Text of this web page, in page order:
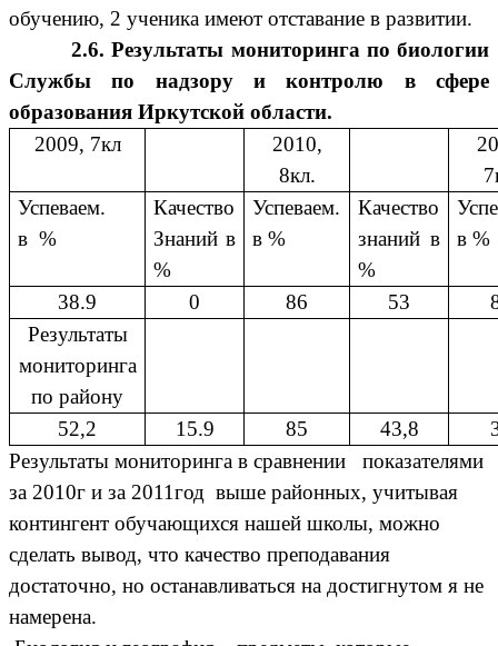
обучению, 2 ученика имеют отставание в развитии.
2.6. Результаты мониторинга по биологии
Службы по надзору и контролю в сфере
образования Иркутской области.
2009, 7кл
2010,
8кл.
Успеваем.
в %
Качество
Знаний в
%
Успеваем.
в %
Качество
знаний в
%
в %
38.9 0 86 53
Результаты
мониторинга
по району
52,2
15.9 85 43,8
Результаты мониторинга в сравнении показателями
за 2010г и за 2011год выше районных, учитывая
контингент обучающихся нашей школы, можно
сделать вывод, что качество преподавания
достаточно, но останавливаться на достигнутом я не
намерена.